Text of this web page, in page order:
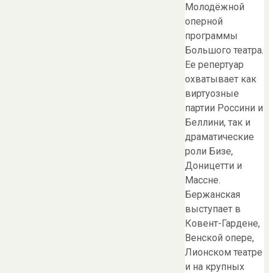
Молодёжной
оперной
программы
Большого театра.
Ее репертуар
охватывает как
виртуозные
партии Россини и
Беллини, так и
драматические
роли Бизе,
Доницетти и
Массне.
Бержанская
выступает в
Ковент-Гардене,
Венской опере,
Лионском театре
и на крупных